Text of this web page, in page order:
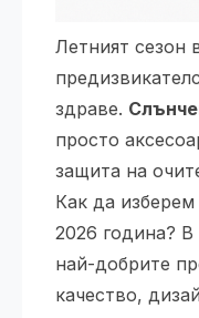
Летният сезон
здраве.
просто
защита на
Как да
2026 година? В
най-добрите
качество,